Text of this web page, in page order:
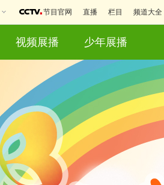
节目官网 直播 栏目 频道大全
视频展播 少年展播